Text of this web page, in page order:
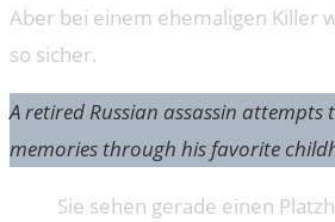
Aber bei einem ehemaligen Killer
so sicher.
A retired Russian assassin attempts
memories through his favorite
Sie sehen gerade einen